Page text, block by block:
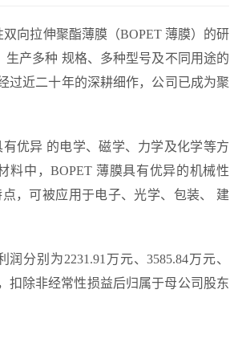
向拉伸聚酯薄膜（BOPET 薄膜）的研
产多种 规格、多种型号及不同用途的
过近二十年的深耕细作，公司已成为聚
优异 的电学、磁学、力学及化学等方
料中，BOPET 薄膜具有优异的机械性
，可被应用于电子、光学、包装、 建
分别为2231.91万元、3585.84万元、
扣除非经常性损益后归属于母公司股东